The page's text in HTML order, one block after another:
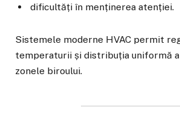
dificultăți în menținerea atenției.
Sistemele moderne HVAC permit
temperaturii și distribuția uniformă
zonele biroului.